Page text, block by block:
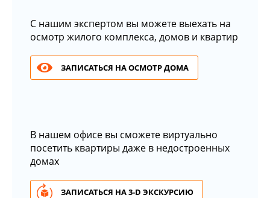
С нашим экспертом вы можете выехать на
осмотр жилого комплекса, домов и квартир
ЗАПИСАТЬСЯ НА ОСМОТР ДОМА
В нашем офисе вы сможете виртуально
посетить квартиры даже в недостроенных
домах
ЗАПИСАТЬСЯ НА 3-D ЭКСКУРСИЮ